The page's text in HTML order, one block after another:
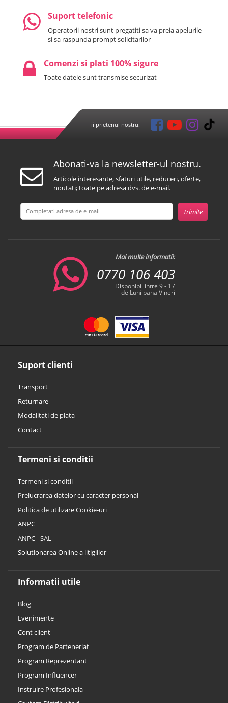
Suport telefonic
Operatorii nostri sunt pregatiti sa va preia apelurile
si sa raspunda prompt solicitarilor
Comenzi si plati 100% sigure
Toate datele sunt transmise securizat
Fii prietenul nostru:
Suport clienti
Transport
Returnare
Modalitati de plata
Contact
Termeni si conditii
Termeni si conditii
Prelucrarea datelor cu caracter personal
Politica de utilizare Cookie-uri
ANPC
ANPC - SAL
Solutionarea Online a litigiilor
Informatii utile
Blog
Evenimente
Cont client
Program de Parteneriat
Program Reprezentant
Program Influencer
Instruire Profesionala
Abonati-va la newsletter-ul nostru.
Articole interesante, sfaturi utile, reduceri, oferte,
noutati; toate pe adresa dvs. de e-mail.
Mai multe informatii:
0770 106 403
Disponibil intre 9 - 17
de Luni pana Vineri